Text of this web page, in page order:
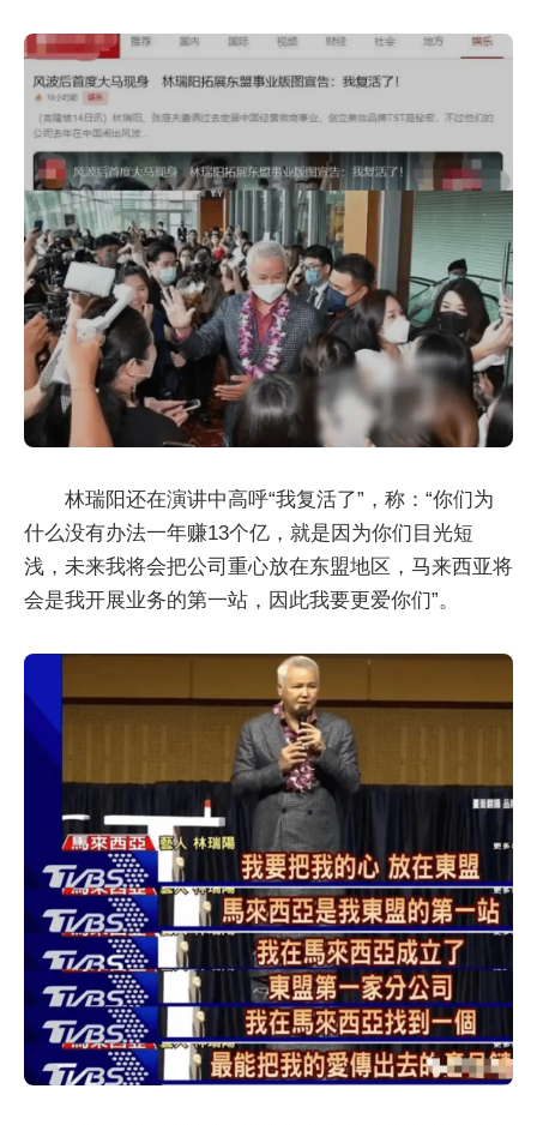
林瑞阳还在演讲中高呼“我复活了”，称：“你们为
什么没有办法一年赚13个亿，就是因为你们目光短
浅，未来我将会把公司重心放在东盟地区，马来西亚将
会是我开展业务的第一站，因此我要更爱你们”。